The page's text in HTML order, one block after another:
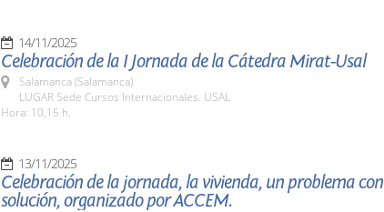
14/11/2025
Celebración de la I Jornada de la Cátedra Mirat-Usal
Salamanca (Salamanca)
LUGAR Sede Cursos Internacionales. USAL
Hora: 10,15 h.
13/11/2025
Celebración de la jornada, la vivienda, un problema con
solución, organizado por ACCEM.